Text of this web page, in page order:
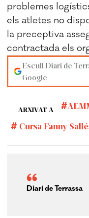
problemes
els atletes no
la preceptiva
contractada els
Escull Diari de
Google
ARXIVAT A
Cursa Fanny
Diari de Terrassa